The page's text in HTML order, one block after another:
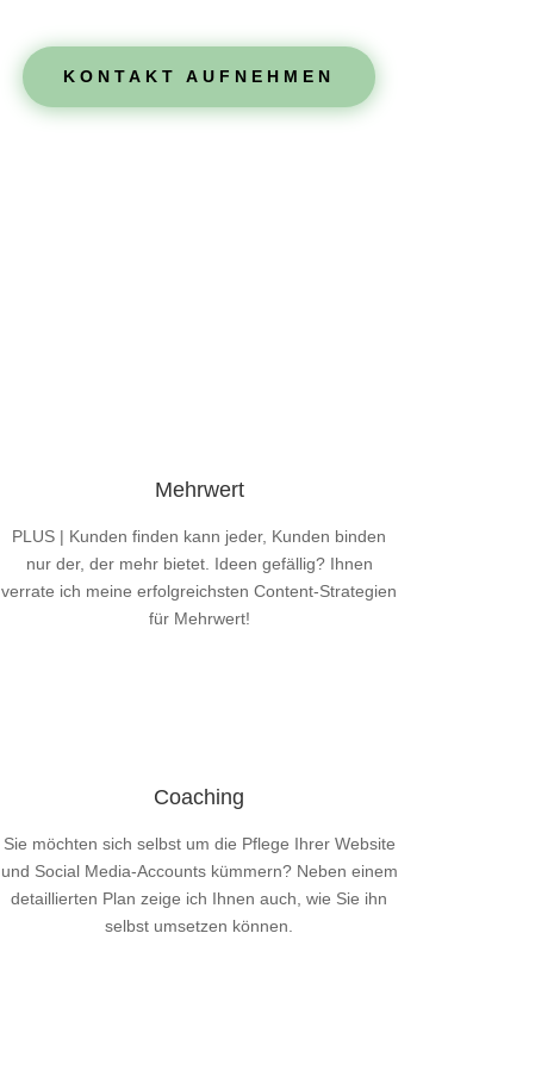
KONTAKT AUFNEHMEN
Mehrwert
PLUS | Kunden finden kann jeder, Kunden binden
nur der, der mehr bietet. Ideen gefällig? Ihnen
verrate ich meine erfolgreichsten Content-Strategien
für Mehrwert!
Coaching
Sie möchten sich selbst um die Pflege Ihrer Website
und Social Media-Accounts kümmern? Neben einem
detaillierten Plan zeige ich Ihnen auch, wie Sie ihn
selbst umsetzen können.